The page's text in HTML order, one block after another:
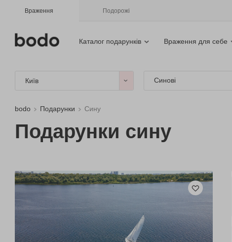
Враження Подорожі
Каталог подарунків Враження для себе
Київ Синові
bodo Подарунки Сину
Подарунки сину